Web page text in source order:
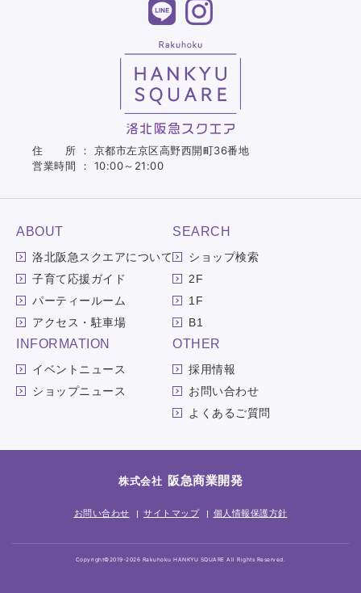
住 所 ： 京都市左京区高野西開町36番地
営業時間 ： 10:00～21:00
ABOUT
洛北阪急スクエアについて
子育て応援ガイド
パーティールーム
アクセス・駐車場
SEARCH
ショップ検索
2F
1F
B1
INFORMATION
イベントニュース
ショップニュース
OTHER
採用情報
お問い合わせ
よくあるご質問
株式会社 阪急商業開発
お問い合わせ サイトマップ 個人情報保護方針
Copyright©2019-2026 Rakuhoku HANKYU SQUARE All Rights Reserved.